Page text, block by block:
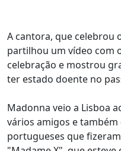
A cantora, que celebrou
partilhou um vídeo com
celebração e mostrou
ter estado doente no
Madonna veio a Lisboa
vários amigos e
portugueses que